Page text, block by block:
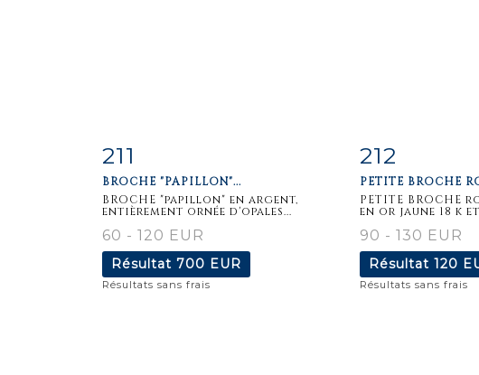
détaillée
211
BROCHE "PAPILLON"...
BROCHE "papillon" en argent,
entièrement ornée d'opales...
60 - 120 EUR
Résultat 700 EUR
Résultats sans frais
détaillée
212
PETITE BROCHE
PETITE BROCHE
en or jaune 18 k
90 - 130 EUR
Résultat 120
Résultats sans frais